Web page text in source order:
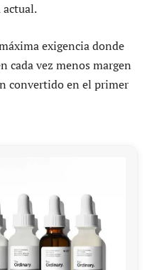
actual.
exigencia donde
cada vez menos margen
convertido en el primer